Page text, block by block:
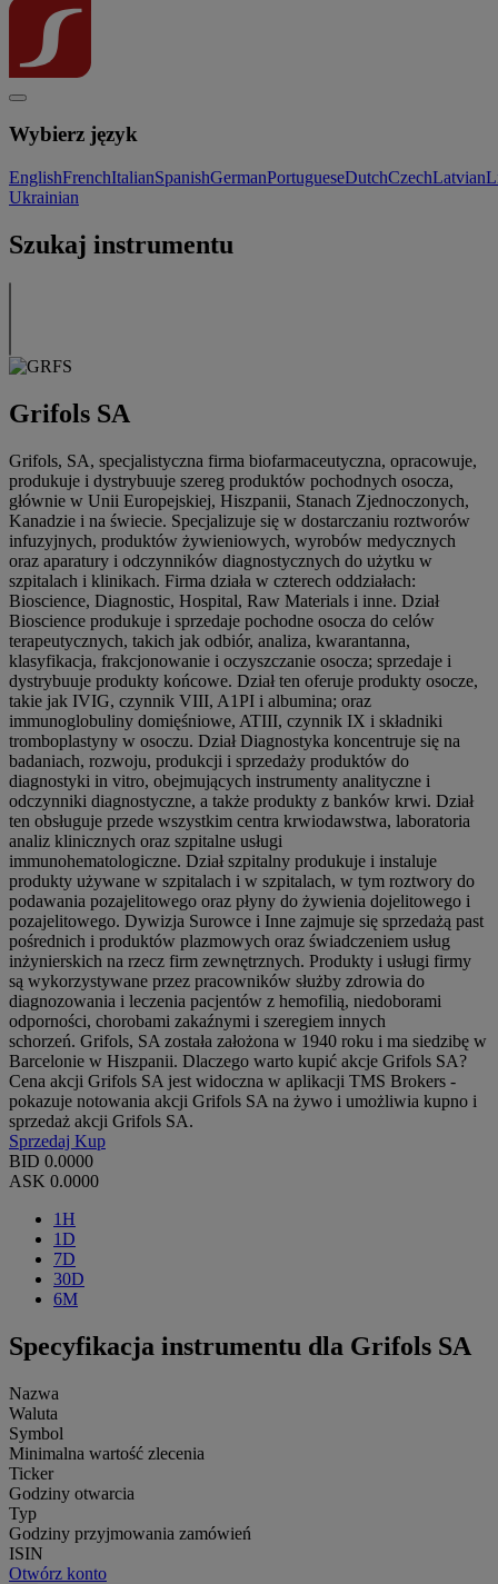
Wybierz język
EnglishFrenchItalianSpanishGermanPortugueseDutchCzechLatvian
Ukrainian
Szukaj instrumentu
Grifols SA
Grifols, SA, specjalistyczna firma biofarmaceutyczna, opracowuje,
produkuje i dystrybuuje szereg produktów pochodnych osocza,
głównie w Unii Europejskiej, Hiszpanii, Stanach Zjednoczonych,
Kanadzie i na świecie. Specjalizuje się w dostarczaniu roztworów
infuzyjnych, produktów żywieniowych, wyrobów medycznych
oraz aparatury i odczynników diagnostycznych do użytku w
szpitalach i klinikach. Firma działa w czterech oddziałach:
Bioscience, Diagnostic, Hospital, Raw Materials i inne. Dział
Bioscience produkuje i sprzedaje pochodne osocza do celów
terapeutycznych, takich jak odbiór, analiza, kwarantanna,
klasyfikacja, frakcjonowanie i oczyszczanie osocza; sprzedaje i
dystrybuuje produkty końcowe. Dział ten oferuje produkty osocze,
takie jak IVIG, czynnik VIII, A1PI i albumina; oraz
immunoglobuliny domięśniowe, ATIII, czynnik IX i składniki
tromboplastyny ​​w osoczu. Dział Diagnostyka koncentruje się na
badaniach, rozwoju, produkcji i sprzedaży produktów do
diagnostyki in vitro, obejmujących instrumenty analityczne i
odczynniki diagnostyczne, a także produkty z banków krwi. Dział
ten obsługuje przede wszystkim centra krwiodawstwa, laboratoria
analiz klinicznych oraz szpitalne usługi
immunohematologiczne. Dział szpitalny produkuje i instaluje
produkty używane w szpitalach i w szpitalach, w tym roztwory do
podawania pozajelitowego oraz płyny do żywienia dojelitowego i
pozajelitowego. Dywizja Surowce i Inne zajmuje się sprzedażą past
pośrednich i produktów plazmowych oraz świadczeniem usług
inżynierskich na rzecz firm zewnętrznych. Produkty i usługi firmy
są wykorzystywane przez pracowników służby zdrowia do
diagnozowania i leczenia pacjentów z hemofilią, niedoborami
odporności, chorobami zakaźnymi i szeregiem innych
schorzeń. Grifols, SA została założona w 1940 roku i ma siedzibę w
Barcelonie w Hiszpanii. Dlaczego warto kupić akcje Grifols SA?
Cena akcji Grifols SA jest widoczna w aplikacji TMS Brokers -
pokazuje notowania akcji Grifols SA na żywo i umożliwia kupno i
sprzedaż akcji Grifols SA.
Sprzedaj Kup
BID 0.0000
ASK 0.0000
1H
1D
7D
30D
6M
Specyfikacja instrumentu dla Grifols SA
Nazwa
Waluta
Symbol
Minimalna wartość zlecenia
Ticker
Godziny otwarcia
Typ
Godziny przyjmowania zamówień
ISIN
Otwórz konto